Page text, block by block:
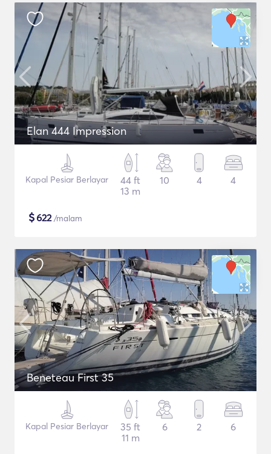
Elan 444 Impression
Kapal Pesiar Berlayar
44 ft
13 m
10 4 4
$622/malam
Beneteau First 35
Kapal Pesiar Berlayar
35 ft
11 m
6 2 6